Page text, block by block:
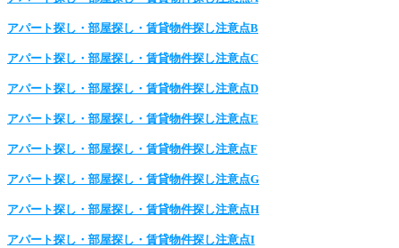
アパート探し・部屋探し・賃貸物件探し注意点B
アパート探し・部屋探し・賃貸物件探し注意点C
アパート探し・部屋探し・賃貸物件探し注意点D
アパート探し・部屋探し・賃貸物件探し注意点E
アパート探し・部屋探し・賃貸物件探し注意点F
アパート探し・部屋探し・賃貸物件探し注意点G
アパート探し・部屋探し・賃貸物件探し注意点H
アパート探し・部屋探し・賃貸物件探し注意点I